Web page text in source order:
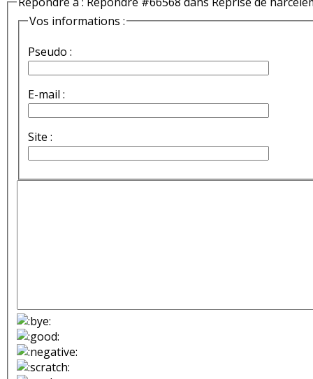
Vos informations :
Pseudo :
E-mail :
Site :